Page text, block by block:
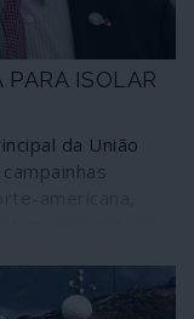
PARA ISOLAR
da União
poderia ser
uma maneira